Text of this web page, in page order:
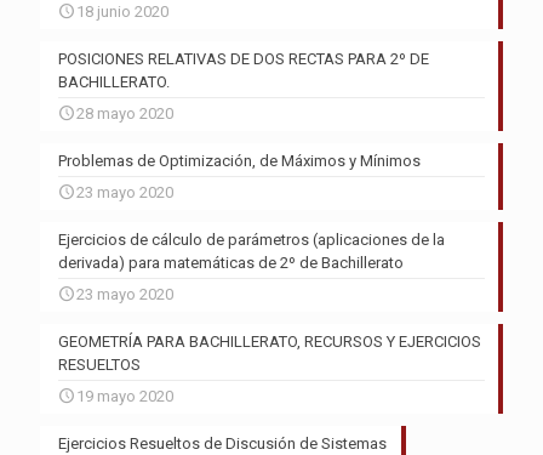
18 junio 2020
POSICIONES RELATIVAS DE DOS RECTAS PARA 2º DE
BACHILLERATO.
28 mayo 2020
Problemas de Optimización, de Máximos y Mínimos
23 mayo 2020
Ejercicios de cálculo de parámetros (aplicaciones de la
derivada) para matemáticas de 2º de Bachillerato
23 mayo 2020
GEOMETRÍA PARA BACHILLERATO, RECURSOS Y EJERCICIOS
RESUELTOS
19 mayo 2020
Ejercicios Resueltos de Discusión de Sistemas